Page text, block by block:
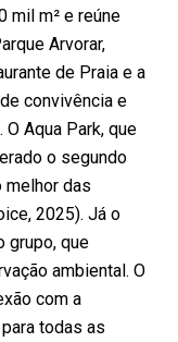
mil m² e reúne
Arvorar,
de Praia e a
convivência e
Aqua Park, que
o segundo
melhor das
2025). Já o
grupo, que
ambiental. O
com a
todas as